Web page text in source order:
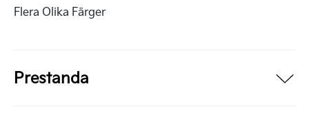
Flera Olika Färger
Prestanda